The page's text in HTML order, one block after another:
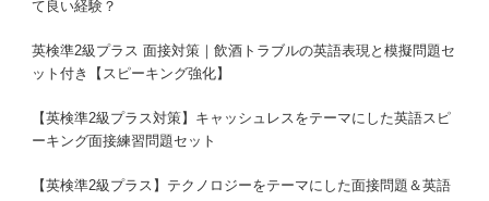
て良い経験？
英検準2級プラス 面接対策｜飲酒トラブルの英語表現と模擬問題セ
ット付き【スピーキング強化】
【英検準2級プラス対策】キャッシュレスをテーマにした英語スピ
ーキング面接練習問題セット
【英検準2級プラス】テクノロジーをテーマにした面接問題＆英語